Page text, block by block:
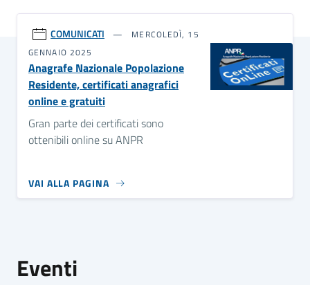
COMUNICATI
MERCOLEDÌ, 15
GENNAIO 2025
Anagrafe Nazionale Popolazione
Residente, certificati anagrafici
online e gratuiti
Gran parte dei certificati sono
ottenibili online su ANPR
VAI ALLA PAGINA
Eventi